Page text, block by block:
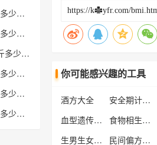
身高172cm体重74公斤多少标准
身高182cm体重87公斤多少标准
身高144cm体重116公斤多少标准
身高176cm体重78公斤多少标准
身高175cm体重74公斤多少标准
身高175cm体重90公斤多少标准
你可能感兴趣的工具
酒方大全 安全期计算器
血型遗传规律表
食物相生相克大全
生男生女预测表
民间偏方大全